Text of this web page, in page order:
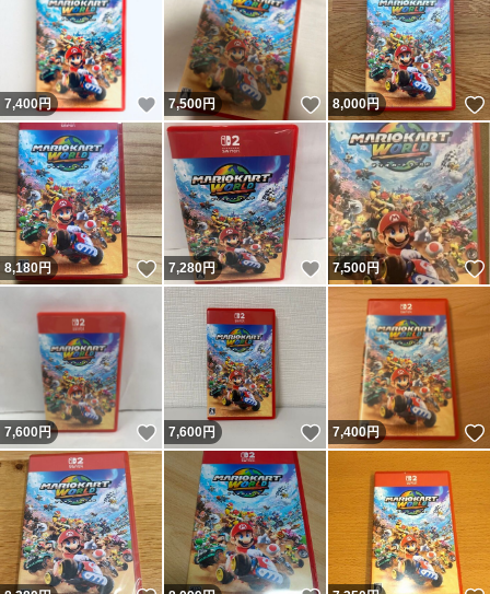
7,400円 いいね！
7,500円 いいね！
8,000円
8,180円 いいね！
7,280円 いいね！
7,500円
7,600円 いいね！
7,600円 いいね！
7,400円